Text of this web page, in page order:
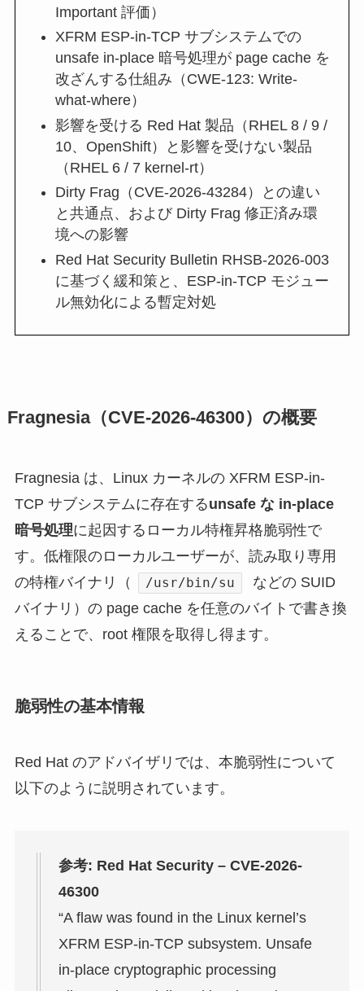
Important 評価）
XFRM ESP-in-TCP サブシステムでの
unsafe in-place 暗号処理が page cache を
改ざんする仕組み（CWE-123: Write-
what-where）
影響を受ける Red Hat 製品（RHEL 8 / 9 /
10、OpenShift）と影響を受けない製品
（RHEL 6 / 7 kernel-rt）
Dirty Frag（CVE-2026-43284）との違い
と共通点、および Dirty Frag 修正済み環
境への影響
Red Hat Security Bulletin RHSB-2026-003
に基づく緩和策と、ESP-in-TCP モジュー
ル無効化による暫定対処
Fragnesia（CVE-2026-46300）の概要
Fragnesia は、Linux カーネルの XFRM ESP-in-
TCP サブシステムに存在するunsafe な in-place
暗号処理に起因するローカル特権昇格脆弱性で
す。低権限のローカルユーザーが、読み取り専用
の特権バイナリ（
/usr/bin/su
などの SUID
バイナリ）の page cache を任意のバイトで書き換
えることで、root 権限を取得し得ます。
脆弱性の基本情報
Red Hat のアドバイザリでは、本脆弱性について
以下のように説明されています。
参考: Red Hat Security – CVE-2026-
46300
“A flaw was found in the Linux kernel’s
XFRM ESP-in-TCP subsystem. Unsafe
in-place cryptographic processing